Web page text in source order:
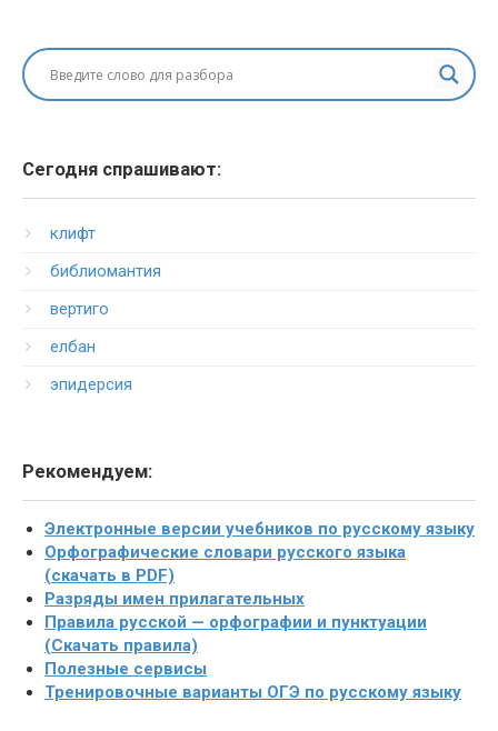
Сегодня спрашивают:
клифт
библиомантия
вертиго
елбан
эпидерсия
Рекомендуем:
Электронные версии учебников по русскому языку
Орфографические словари русского языка
(скачать в PDF)
Разряды имен прилагательных
Правила русской — орфографии и пунктуации
(Скачать правила)
Полезные сервисы
Тренировочные варианты ОГЭ по русскому языку